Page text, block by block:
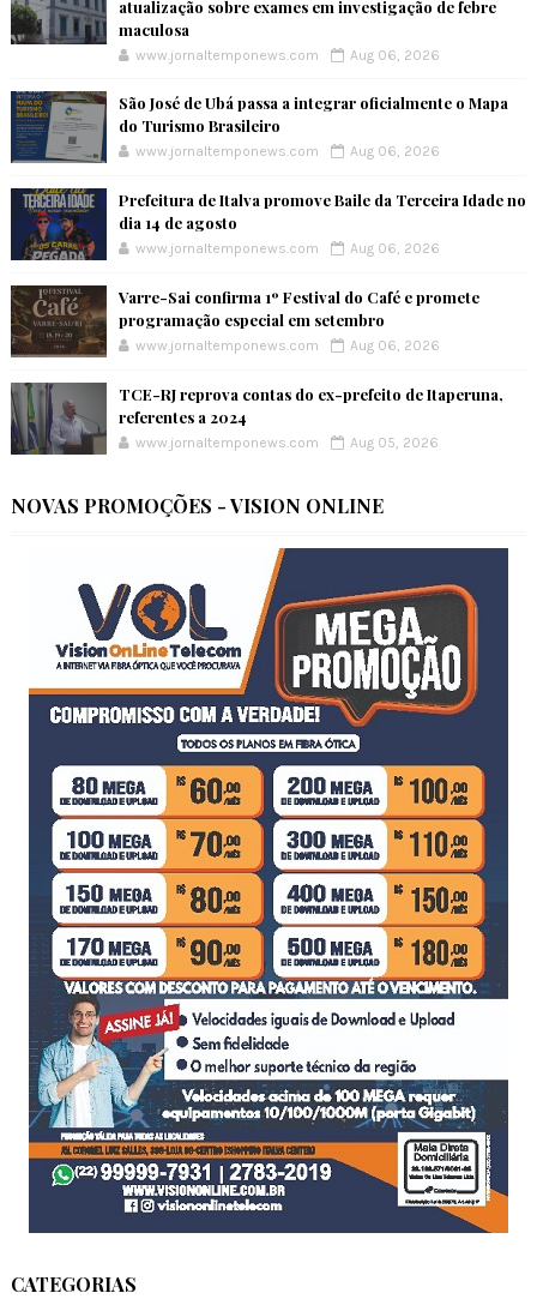
atualização sobre exames em investigação de febre
maculosa
www.jornaltemponews.com Aug 06, 2026
São José de Ubá passa a integrar oficialmente o Mapa
do Turismo Brasileiro
www.jornaltemponews.com Aug 06, 2026
Prefeitura de Italva promove Baile da Terceira Idade no
dia 14 de agosto
www.jornaltemponews.com Aug 06, 2026
Varre-Sai confirma 1º Festival do Café e promete
programação especial em setembro
www.jornaltemponews.com Aug 06, 2026
TCE-RJ reprova contas do ex-prefeito de Itaperuna,
referentes a 2024
www.jornaltemponews.com Aug 05, 2026
NOVAS PROMOÇÕES - VISION ONLINE
CATEGORIAS